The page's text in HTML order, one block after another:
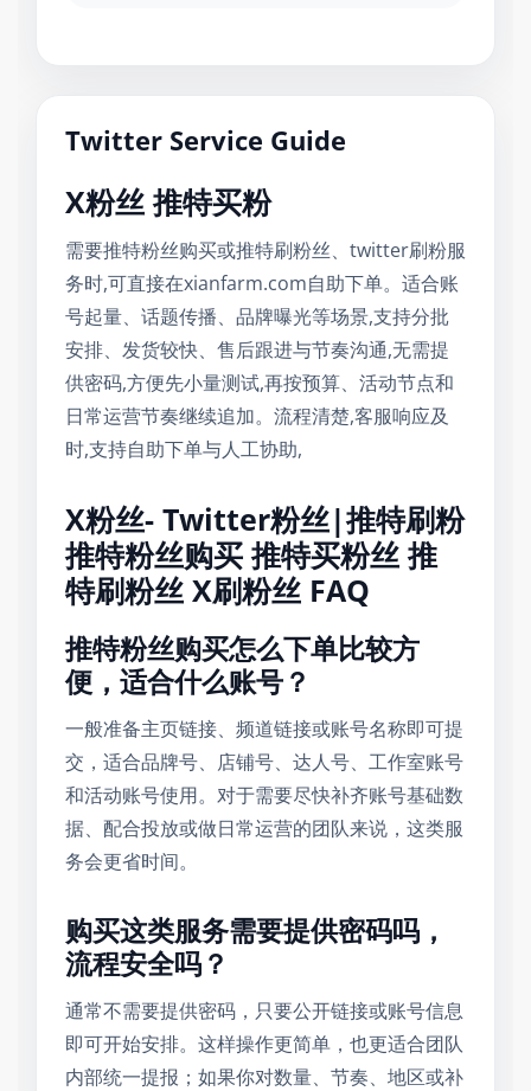
Twitter Service Guide
X粉丝 推特买粉
需要推特粉丝购买或推特刷粉丝、twitter刷粉服
务时,可直接在xianfarm.com自助下单。适合账
号起量、话题传播、品牌曝光等场景,支持分批
安排、发货较快、售后跟进与节奏沟通,无需提
供密码,方便先小量测试,再按预算、活动节点和
日常运营节奏继续追加。流程清楚,客服响应及
时,支持自助下单与人工协助,
X粉丝- Twitter粉丝|推特刷粉
推特粉丝购买 推特买粉丝 推
特刷粉丝 X刷粉丝 FAQ
推特粉丝购买怎么下单比较方
便，适合什么账号？
一般准备主页链接、频道链接或账号名称即可提
交，适合品牌号、店铺号、达人号、工作室账号
和活动账号使用。对于需要尽快补齐账号基础数
据、配合投放或做日常运营的团队来说，这类服
务会更省时间。
购买这类服务需要提供密码吗，
流程安全吗？
通常不需要提供密码，只要公开链接或账号信息
即可开始安排。这样操作更简单，也更适合团队
内部统一提报；如果你对数量、节奏、地区或补